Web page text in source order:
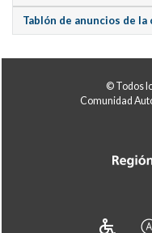
Tablón de anuncios de
© Todos
Comunidad